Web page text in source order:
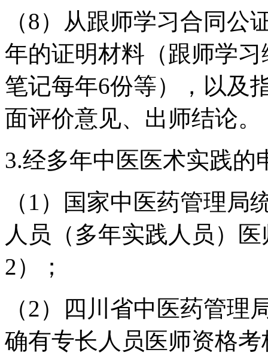
（8）从跟师学习合同
年的证明材料（跟师学
笔记每年6份等），以及
面评价意见、出师结论。
3.经多年中医医术实践的
（1）国家中医药管理
人员（多年实践人员）
2）；
（2）四川省中医药管
确有专长人员医师资格